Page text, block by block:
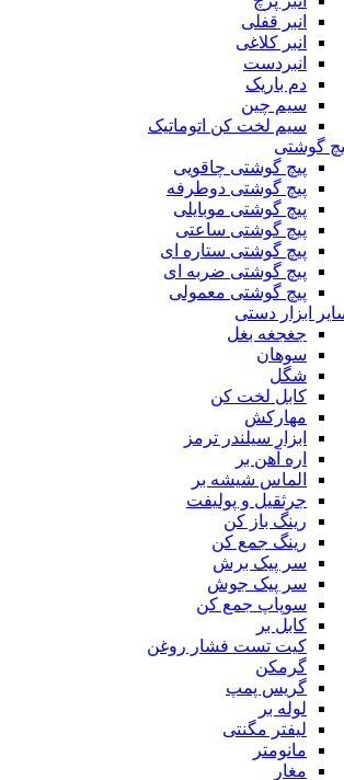
انبر قفلی
انبر کلاغی
انبردست
دم باریک
سیم چین
سیم لخت کن اتوماتیک
گوشتی
پیچ گوشتی چاقویی
پیچ گوشتی دوطرفه
پیچ گوشتی موبایلی
پیچ گوشتی ساعتی
پیچ گوشتی ستاره ای
پیچ گوشتی ضربه ای
پیچ گوشتی معمولی
ابزار دستی
جغجغه بغل
سوهان
شگل
کابل لخت کن
مهارکش
ابزار سیلندر ترمز
اره آهن بر
الماس شیشه بر
جرثقیل و پولیفت
رینگ باز کن
رینگ جمع کن
سر پیک برش
سر پیک جوش
سوپاپ جمع کن
کابل بر
کیت تست فشار روغن
گرمکن
گریس پمپ
لوله بر
لیفتر مگنتی
مانومتر
مغار